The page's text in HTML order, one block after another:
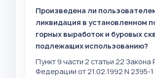
Произведена ли
ликвидация в установленном
горных выработок и буровых
подлежащих использованию?
Пункт 9 части 2 статьи 22 Закона
Федерации от 21.02.1992 N 2395-